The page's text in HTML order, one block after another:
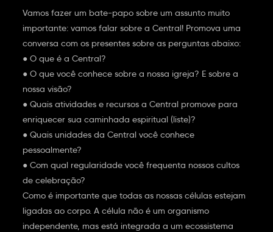
Vamos fazer um bate-papo sobre um assunto muito
importante: vamos falar sobre a Central! Promova uma
conversa com os presentes sobre as perguntas abaixo:
● O que é a Central?
● O que você conhece sobre a nossa igreja? E sobre a
nossa visão?
● Quais atividades e recursos a Central promove para
enriquecer sua caminhada espiritual (liste)?
● Quais unidades da Central você conhece
pessoalmente?
● Com qual regularidade você frequenta nossos cultos
de celebração?
Como é importante que todas as nossas células estejam
ligadas ao corpo. A célula não é um organismo
independente, mas está integrada a um ecossistema